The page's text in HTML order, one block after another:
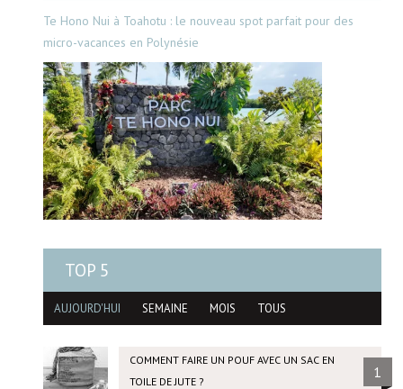
Te Hono Nui à Toahotu : le nouveau spot parfait pour des
micro-vacances en Polynésie
TOP 5
AUJOURD'HUI SEMAINE MOIS TOUS
COMMENT FAIRE UN POUF AVEC UN SAC EN
TOILE DE JUTE ?
1